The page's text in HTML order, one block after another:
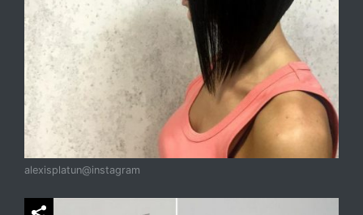
alexisplatun@instagram